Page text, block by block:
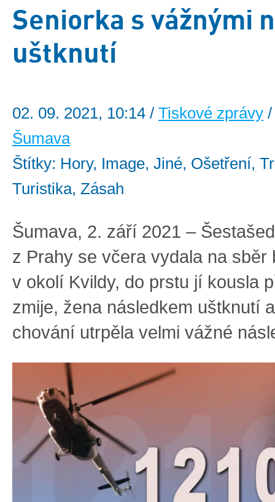
Seniorka s vážnými
uštknutí
02. 09. 2021, 10:14 / Tiskové zprávy
Šumava
Štítky: Hory, Image, Jiné, Ošetření,
Turistika, Zásah
Šumava, 2. září 2021 –
z Prahy se včera vydala na sběr
v okolí Kvildy, do prstu jí kousla
zmije, žena následkem uštknutí
chování utrpěla velmi vážné